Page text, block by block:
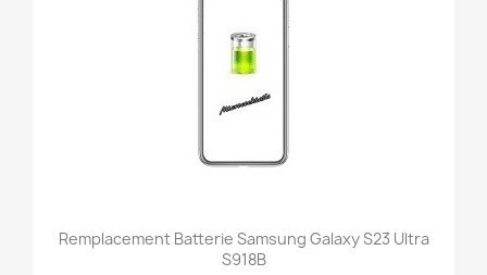
Remplacement Batterie Samsung Galaxy S23 Ultra
S918B